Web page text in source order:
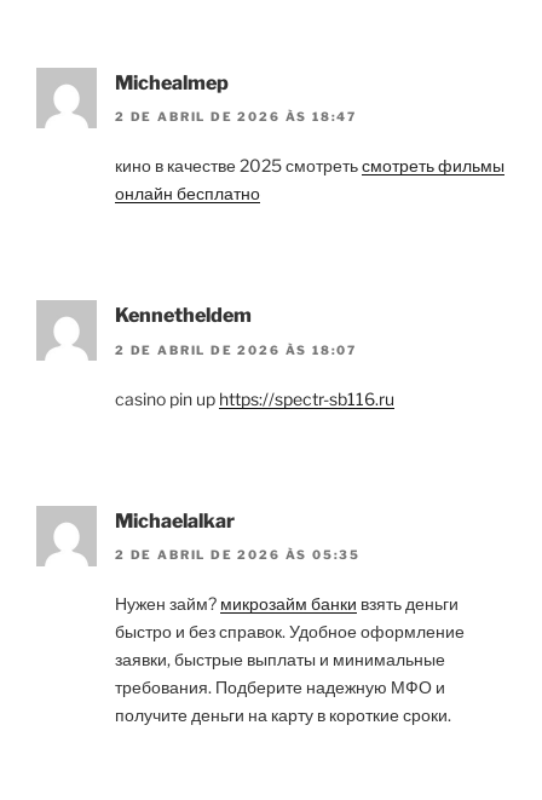
Michealmep
2 DE ABRIL DE 2026 ÀS 18:47
кино в качестве 2025 смотретьсмотреть фильмы
онлайн бесплатно
Kennetheldem
2 DE ABRIL DE 2026 ÀS 18:07
casino pin up https://spectr-sb116.ru
Michaelalkar
2 DE ABRIL DE 2026 ÀS 05:35
Нужен займ? микрозайм банки взять деньги
быстро и без справок. Удобное оформление
заявки, быстрые выплаты и минимальные
требования. Подберите надежную МФО и
получите деньги на карту в короткие сроки.